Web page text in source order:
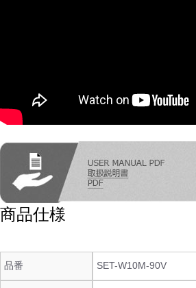
商品仕様
品番 SET-W10M-90V